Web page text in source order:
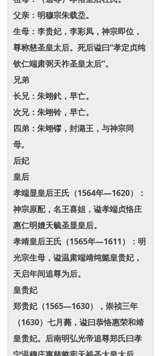
父亲：明穆宗朱载坖。
生母：李贵妃，李彩凤，神宗即位，
尊称慈圣皇太后。死后谥曰“孝定贞纯
钦仁端肃弼天祚圣皇太后”。
兄弟
长兄：朱翊釴，早亡。
次兄：朱翊铃，早亡。
四弟：朱翊镠，封潞王，与神宗同
母。
后妃
皇后
孝端显皇后王氏（1564年—1620）：
神宗原配，名王喜姐，谥孝端贞恪庄
惠仁明媲天毓圣显皇后。
孝靖皇后王氏（1565年—1611）：明
光宗生母，谥温肃端靖纯懿皇贵妃，
天启年间追尊为后。
皇贵妃
郑贵妃（1565—1630），崇祯三年
（1630）七月薨，谥曰恭恪惠荣和靖
皇贵妃。后南明弘光帝追尊郑氏曰孝